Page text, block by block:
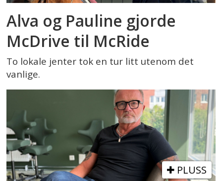
Alva og Pauline gjorde
McDrive til McRide
To lokale jenter tok en tur litt utenom det
vanlige.
PLUSS